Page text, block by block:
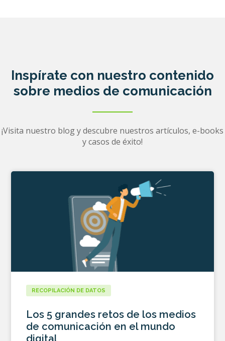
Inspírate con nuestro contenido
sobre medios de comunicación
¡Visita nuestro blog y descubre nuestros artículos, e-books
y casos de éxito!
RECOPILACIÓN DE DATOS
Los 5 grandes retos de los medios
de comunicación en el mundo
digital